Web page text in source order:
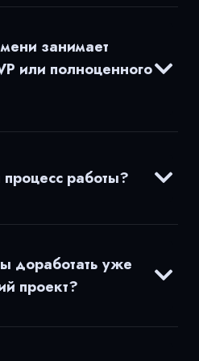
занимает
или полноценного
процесс работы?
доработать уже
проект?